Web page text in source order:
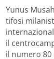
Yunus
tifosi
il
il numero